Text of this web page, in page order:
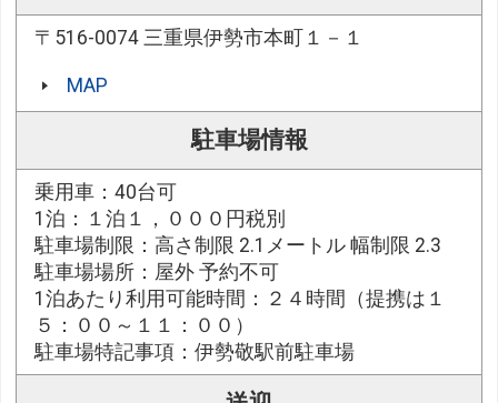
〒516-0074 三重県伊勢市本町１－１
MAP
駐車場情報
乗用車：40台可
1泊：１泊１，０００円税別
駐車場制限：高さ制限 2.1メートル 幅制限 2.3
駐車場場所：屋外 予約不可
1泊あたり利用可能時間：２４時間（提携は１
５：００～１１：００）
駐車場特記事項：伊勢敬駅前駐車場